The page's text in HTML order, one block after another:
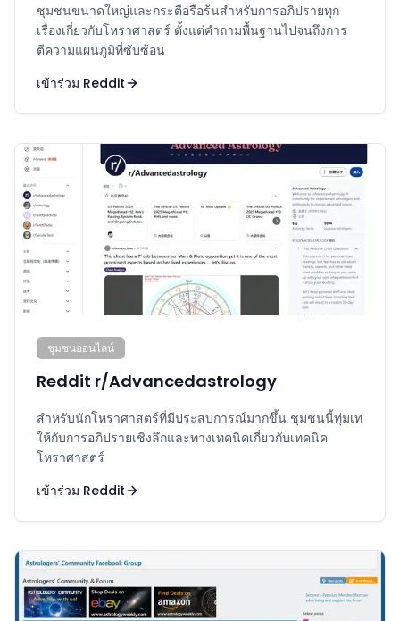
ชุมชนขนาดใหญ่และกระตือรือร้นสำหรับการอภิปรายทุก
เรื่องเกี่ยวกับโหราศาสตร์ ตั้งแต่คำถามพื้นฐานไปจนถึงการ
ตีความแผนภูมิที่ซับซ้อน
เข้าร่วม Reddit
ชุมชนออนไลน์
Reddit r/Advancedastrology
สำหรับนักโหราศาสตร์ที่มีประสบการณ์มากขึ้น ชุมชนนี้ทุ่มเท
ให้กับการอภิปรายเชิงลึกและทางเทคนิคเกี่ยวกับเทคนิค
โหราศาสตร์
เข้าร่วม Reddit